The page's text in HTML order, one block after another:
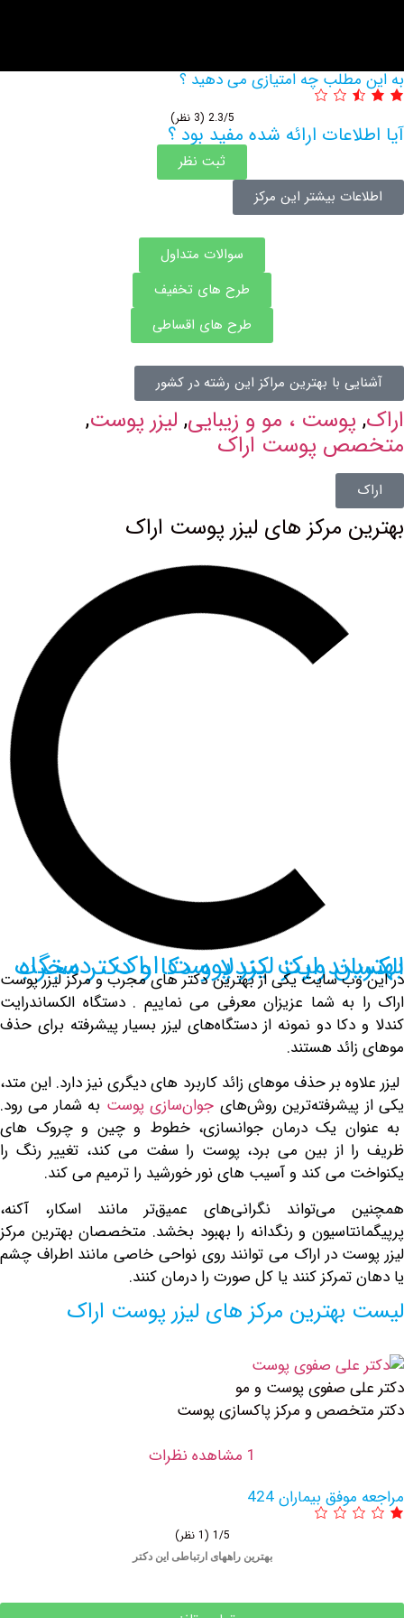
چه امتیازی می دهید ؟
ارائه شده مفید بود ؟
این مرکز
سوالات متداول
طرح های تخفیف
طرح های اقساطی
بهترین مراکز این رشته در کشور
، مو و زیبایی , لیزر پوست,
اراک
های لیزر پوست اراک
پوست اراک ، دستگاه الکساندرایت کندلا و دکا و دکتر مجرب
یکی از بهترین دکتر های مجرب و مرکز لیزر پوست
عزیزان معرفی می نماییم . دستگاه الکساندرایت
دو نمونه از دستگاه‌های لیزر بسیار پیشرفته برای حذف
هستند.
حذف موهای زائد کاربرد های دیگری نیز دارد. این متد،
روش‌هایجوان‌سازی پوستبه شمار می رود.
درمان جوانسازی، خطوط و چین و چروک های
بین می برد، پوست را سفت می کند، تغییر رنگ را
کند و آسیب های نور خورشید را ترمیم می کند.
نگرانی‌های عمیق‌تر مانند اسکار، آکنه،
و رنگدانه را بهبود بخشد. متخصصان بهترین مرکز
اراک می توانند روی نواحی خاصی مانند اطراف چشم
کنند یا کل صورت را درمان کنند.
مرکز های لیزر پوست اراک
پوست و مو
و مرکز پاکسازی پوست
424
بهترین راههای ارتباطی این دکتر